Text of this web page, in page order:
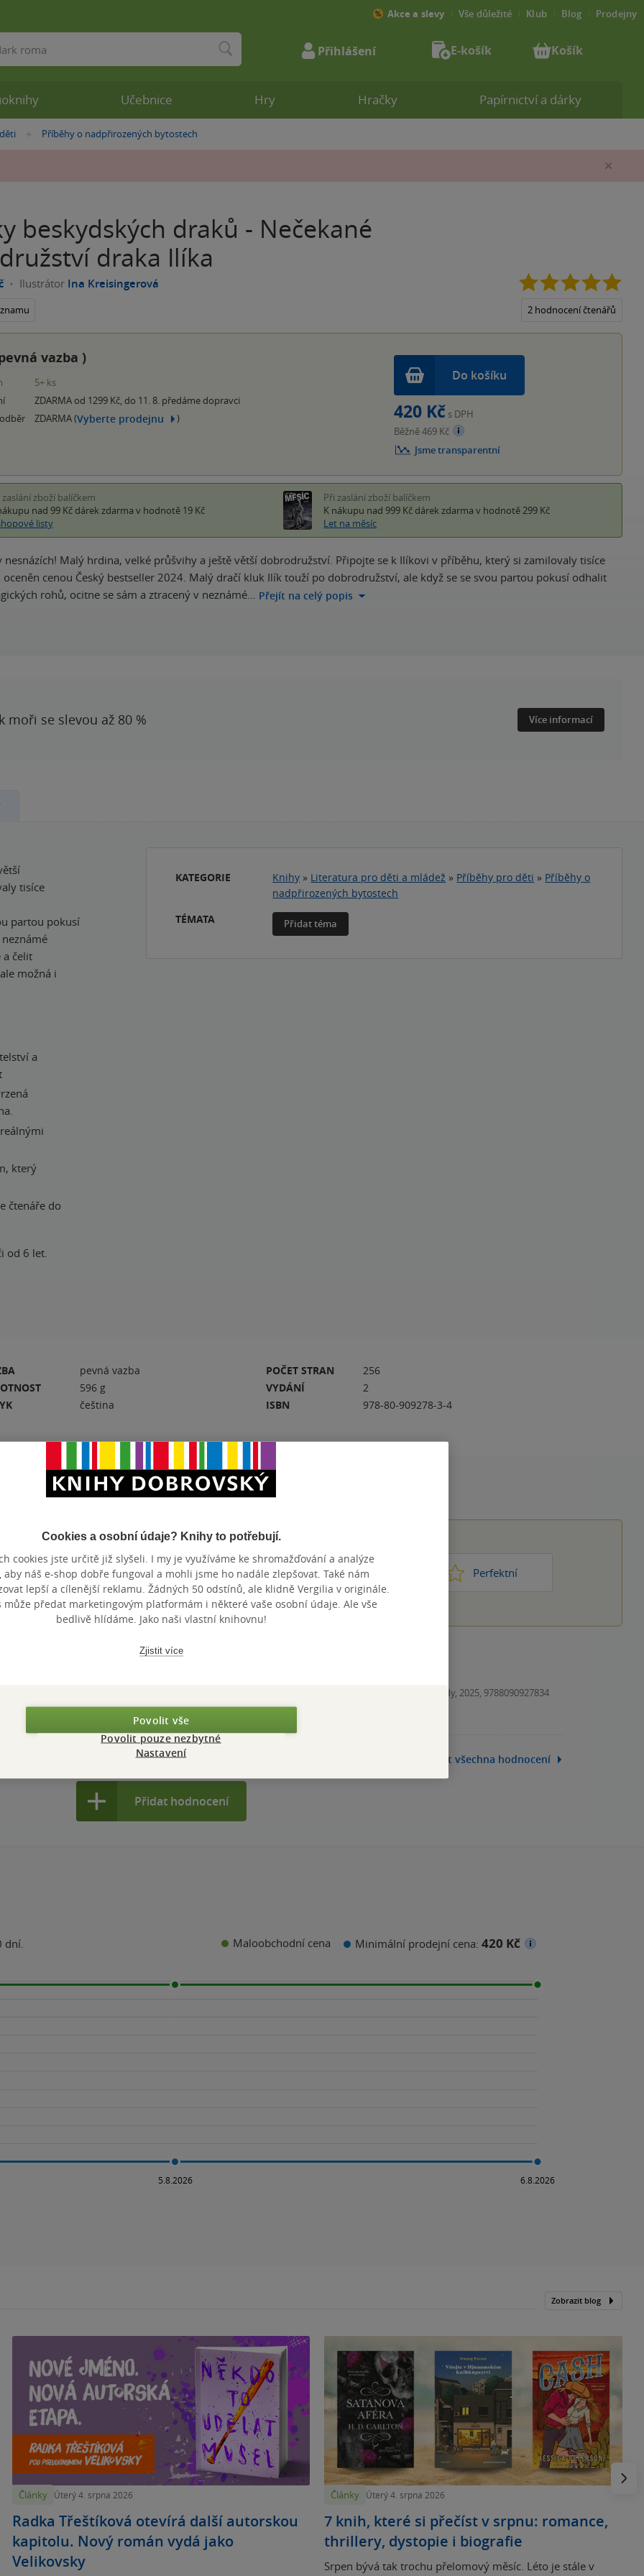
»Příběhy o nadpřirozených bytostech
beskydských draků - Nečekané
draka Ilíka
Ilustrátor Ina Kreisingerová
2 hodnocení čtenářů
vazba )
5+ ks
ZDARMA od 1299 Kč, do 11. 8. předáme dopravci
ZDARMA (Vyberte prodejnu )
Do košíku
420 Kč s DPH
Běžně 469 Kč
Jsme transparentní
zaslání zboží balíčkem
nad 99 Kč dárek zdarma v hodnotě 19 Kč
listy
Při zaslání zboží balíčkem
K nákupu nad 999 Kč dárek zdarma v hodnotě 299 Kč
Let na měsíc
nesnázích! Malý hrdina, velké průšvihy a ještě větší dobrodružství. Připojte se k Ilíkovi v příběhu, který si zamilovaly tisíce
oceněn cenou Český bestseller 2024. Malý dračí kluk Ilík touží po dobrodružství, ale když se se svou partou pokusí odhalit
rohů, ocitne se sám a ztracený v neznámé… Přejít na celý popis
moři se slevou až 80 % Více informací
tisíce
partou pokusí
a čelit
možná i
a
který
čtenáře do
od 6 let.
KATEGORIE Knihy » Literatura pro děti a mládež » Příběhy pro děti » Příběhy o
nadpřirozených bytostech
TÉMATA
Přidat téma
pevná vazba
596 g
čeština
POČET STRAN
256
VYDÁNÍ
2
ISBN
978-80-909278-3-4
Hodnocení a recenze čtenářů
PŘIDEJTE SVÉ HODNOCENÍ KNIHY Nic moc Perfektní
Kniha, Tajemné Beskydy, 2025, 9788090927834
Zobrazit všechna hodnocení
Přidat hodnocení
dní. Maloobchodní cena Minimální prodejní cena: 420 Kč
Zobrazit blog
Články Úterý 4. srpna 2026
Radka Třeštíková otevírá další autorskou
kapitolu. Nový román vydá jako
Velikovsky
Články Úterý 4. srpna 2026
7 knih, které si přečíst v srpnu: romance,
thrillery, dystopie i biografie
Srpen bývá tak trochu přelomový měsíc. Léto je stále v
Učebnice Hry Hračky Papírnictví a dárky
Akce a slevy Vše důležité Klub Blog Prodejny
Přihlášení E-košík Košík
Cookies a osobní údaje? Knihy to potřebují.
cookies jste určitě již slyšeli. I my je využíváme ke shromažďování a analýze
aby náš e-shop dobře fungoval a mohli jsme ho nadále zlepšovat. Také nám
lepší a cílenější reklamu. Žádných 50 odstínů, ale klidně Vergilia v originále.
může předat marketingovým platformám i některé vaše osobní údaje. Ale vše
bedlivě hlídáme. Jako naši vlastní knihovnu!
Zjistit více
Povolit vše
Povolit pouze nezbytné
Nastavení